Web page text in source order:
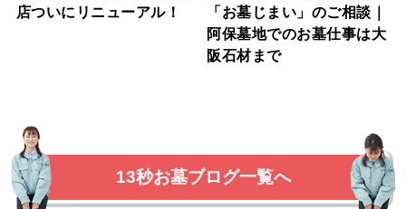
店ついにリニューアル！
「お墓じまい」のご相談｜
阿保墓地でのお墓仕事は大
阪石材まで
13秒お墓ブログ一覧へ